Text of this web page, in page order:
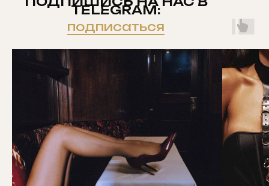
TELEGRAM:
подписаться